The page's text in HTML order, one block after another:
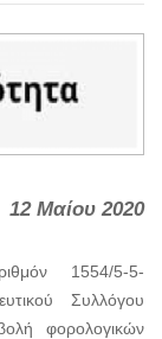
12 Μαίου 2020
1554/5-5-
Συλλόγου
φορολογικών